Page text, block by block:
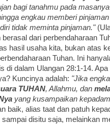
bagi tanahmu pada
engkau memberi
tidak meminta pinjaman."
dari perbendaharaan
hasil usaha kita, bukan atas
Tuhan. Ini
di dalam Ulangan 28:1-14.
Kuncinya adalah: "Jika
TUHAN, Allahmu, dan
yang kusampaikan
baik, alias taat dan patuh
disitu saja, melainkan